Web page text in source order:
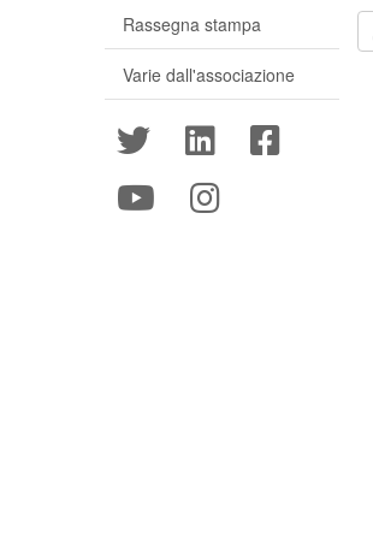
Rassegna stampa
Varie dall'associazione